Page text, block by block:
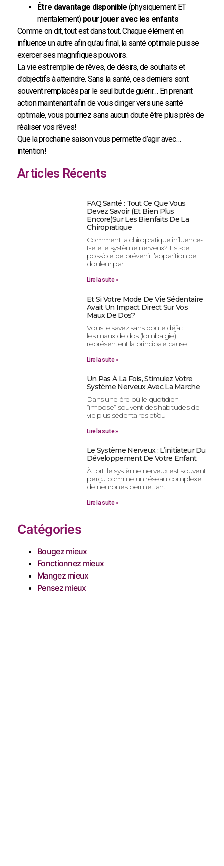
Être davantage disponible (physiquement ET
mentalement) pour jouer avec les enfants
Comme on dit, tout est dans tout. Chaque élément en
influence un autre afin qu’au final, la santé optimale puisse
exercer ses magnifiques pouvoirs.
La vie est remplie de rêves, de désirs, de souhaits et
d’objectifs à atteindre. Sans la santé, ces derniers sont
souvent remplacés par le seul but de guérir… En prenant
action maintenant afin de vous diriger vers une santé
optimale, vous pourriez sans aucun doute être plus près de
réaliser vos rêves!
Que la prochaine saison vous permette d’agir avec…
intention!
Articles Récents
FAQ Santé : Tout Ce Que Vous
Devez Savoir (et Bien Plus
Encore)sur Les Bienfaits De La
Chiropratique
Comment la chiropratique influence-
t-elle le système nerveux? Est-ce
possible de prévenir l’apparition de
douleur par
Lire la suite »
Et Si Votre Mode De Vie Sédentaire
Avait Un Impact Direct Sur Vos
Maux De Dos?
Vous le savez sans doute déjà :
les maux de dos (lombalgie)
représentent la principale cause
Lire la suite »
Un Pas À La Fois, Stimulez Votre
Système Nerveux Avec La Marche
Dans une ère où le quotidien
“impose” souvent des habitudes de
vie plus sédentaires et/ou
Lire la suite »
Le Système Nerveux : L’initiateur Du
Développement De Votre Enfant
À tort, le système nerveux est souvent
perçu comme un réseau complexe
de neurones permettant
Lire la suite »
Catégories
Bougez mieux
Fonctionnez mieux
Mangez mieux
Pensez mieux